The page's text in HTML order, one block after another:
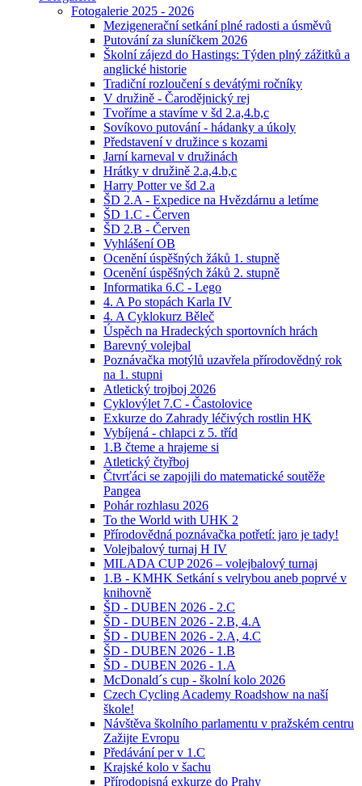
Fotogalerie 2025 - 2026
Mezigenerační setkání plné radosti a úsměvů
Putování za sluníčkem 2026
Školní zájezd do Hastings: Týden plný zážitků a
anglické historie
Tradiční rozloučení s devátými ročníky
V družině - Čarodějnický rej
Tvoříme a stavíme v šd 2.a,4.b,c
Sovíkovo putování - hádanky a úkoly
Představení v družince s kozami
Jarní karneval v družinách
Hrátky v družině 2.a,4.b,c
Harry Potter ve šd 2.a
ŠD 2.A - Expedice na Hvězdárnu a letíme
ŠD 1.C - Červen
ŠD 2.B - Červen
Vyhlášení OB
Ocenění úspěšných žáků 1. stupně
Ocenění úspěšných žáků 2. stupně
Informatika 6.C - Lego
4. A Po stopách Karla IV
4. A Cyklokurz Běleč
Úspěch na Hradeckých sportovních hrách
Barevný volejbal
Poznávačka motýlů uzavřela přírodovědný rok
na 1. stupni
Atletický trojboj 2026
Cyklovýlet 7.C - Častolovice
Exkurze do Zahrady léčivých rostlin HK
Vybíjená - chlapci z 5. tříd
1.B čteme a hrajeme si
Atletický čtyřboj
Čtvrťáci se zapojili do matematické soutěže
Pangea
Pohár rozhlasu 2026
To the World with UHK 2
Přírodovědná poznávačka potřetí: jaro je tady!
Volejbalový turnaj H IV
MILADA CUP 2026 – volejbalový turnaj
1.B - KMHK Setkání s velrybou aneb poprvé v
knihovně
ŠD - DUBEN 2026 - 2.C
ŠD - DUBEN 2026 - 2.B, 4.A
ŠD - DUBEN 2026 - 2.A, 4.C
ŠD - DUBEN 2026 - 1.B
ŠD - DUBEN 2026 - 1.A
McDonald´s cup - školní kolo 2026
Czech Cycling Academy Roadshow na naší
škole!
Návštěva školního parlamentu v pražském centru
Zažijte Evropu
Předávání per v 1.C
Krajské kolo v šachu
Přírodopisná exkurze do Prahy